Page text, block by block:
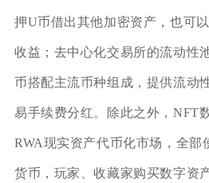
押U币借出其他加密资产，也可
收益；去中心化交易所的流动性
币搭配主流币种组成，提供流动
易手续费分红。除此之外，NFT
RWA现实资产代币化市场，全部
货币，玩家、收藏家购买数字资